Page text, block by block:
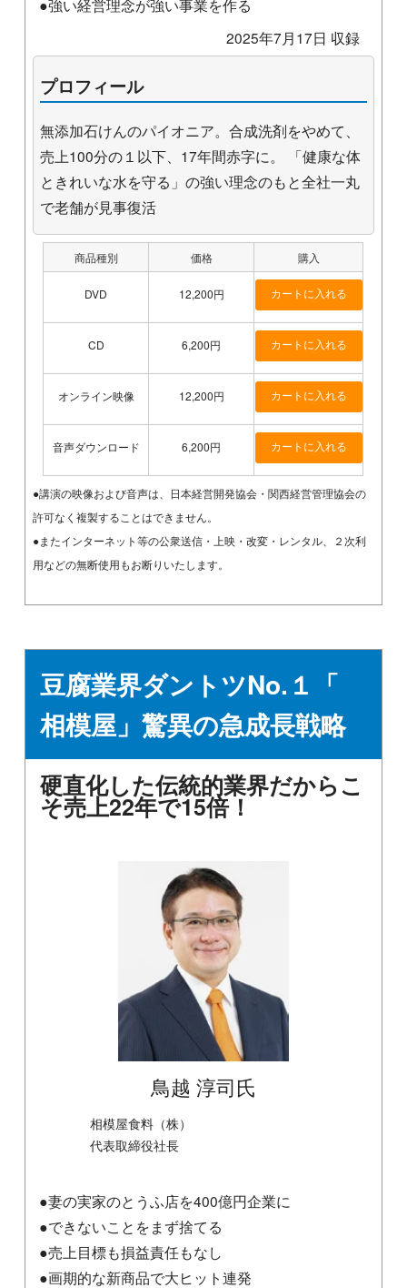
●強い経営理念が強い事業を作る
2025年7月17日 収録
プロフィール
無添加石けんのパイオニア。合成洗剤をやめて、
売上100分の１以下、17年間赤字に。 「健康な体
ときれいな水を守る」の強い理念のもと全社一丸
で老舗が見事復活
商品種別 価格 購入
DVD 12,200円
CD 6,200円
オンライン映像 12,200円
音声ダウンロード 6,200円
●講演の映像および音声は、日本経営開発協会・関西経営管理協会の
許可なく複製することはできません。
●またインターネット等の公衆送信・上映・改変・レンタル、２次利
用などの無断使用もお断りいたします。
豆腐業界ダントツNo.１「
相模屋」驚異の急成長戦略
硬直化した伝統的業界だからこ
そ売上22年で15倍！
鳥越 淳司氏
相模屋食料（株）
代表取締役社長
●妻の実家のとうふ店を400億円企業に
●できないことをまず捨てる
●売上目標も損益責任もなし
●画期的な新商品で大ヒット連発